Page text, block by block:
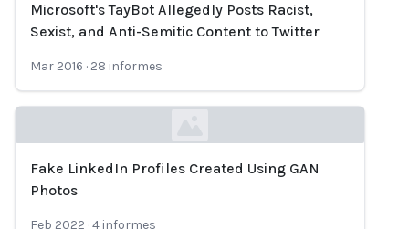
Loading...
Microsoft's TayBot Allegedly Posts Racist,
Sexist, and Anti-Semitic Content to Twitter
Mar 2016 · 28 informes
Loading...
Fake LinkedIn Profiles Created Using GAN
Photos
Feb 2022 ·4 informes